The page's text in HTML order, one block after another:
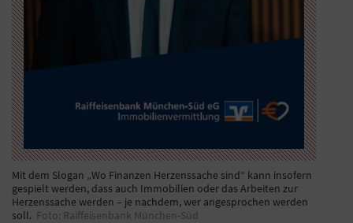
Mit dem Slogan „Wo Finanzen Herzenssache sind“ kann insofern
gespielt werden, dass auch Immobilien oder das Arbeiten zur
Herzenssache werden – je nachdem, wer angesprochen werden
soll. Foto: Raiffeisenbank München-Süd